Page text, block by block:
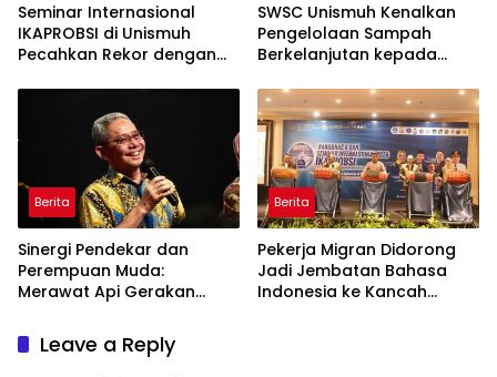
Seminar Internasional
IKAPROBSI di Unismuh
Pecahkan Rekor dengan
SWSC Unismuh Kenalkan
Pengelolaan Sampah
Berkelanjutan kepada
Visit
Berita
Sinergi Pendekar dan
Perempuan Muda:
Merawat Api Gerakan
Berita
Pekerja Migran Didorong
Jadi Jembatan Bahasa
Indonesia ke Kancah
Leave a Reply